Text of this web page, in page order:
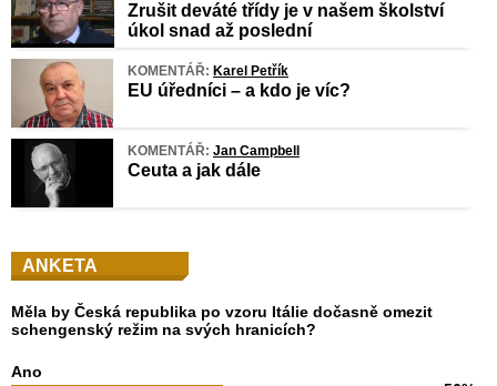
Zrušit deváté třídy je v našem školství
úkol snad až poslední
KOMENTÁŘ: Karel Petřík
EU úředníci – a kdo je víc?
KOMENTÁŘ: Jan Campbell
Ceuta a jak dále
ANKETA
Měla by Česká republika po vzoru Itálie dočasně omezit
schengenský režim na svých hranicích?
Ano